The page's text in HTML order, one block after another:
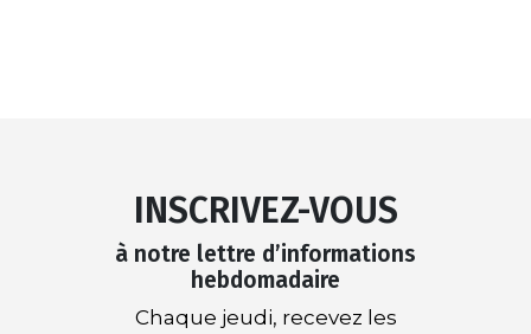
INSCRIVEZ-VOUS
à notre lettre d’informations
hebdomadaire
Chaque jeudi, recevez les